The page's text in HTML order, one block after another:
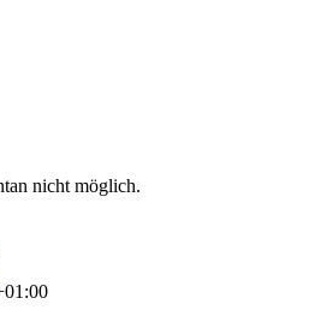
nicht möglich.